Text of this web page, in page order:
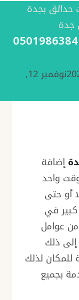
حدائق بجدة
تركيب مظلات حدائق بجدة 0501986384
نوفمبر 12,
إضافة
واحد
أو حتى
في
عوامل
إلى ذلك
لذلك
بجميع